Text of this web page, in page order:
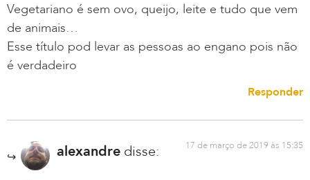
Vegetariano é sem ovo, queijo, leite e tudo que vem
de animais…
Esse título pod levar as pessoas ao engano pois não
é verdadeiro
Responder
alexandre disse: 17 de março de 2019 às 15:35